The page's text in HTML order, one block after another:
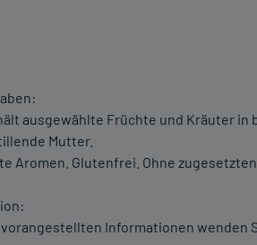
ausgewählte Früchte und Kräuter in
Mutter.
Aromen. Glutenfrei. Ohne zugesetzten
Informationen wenden